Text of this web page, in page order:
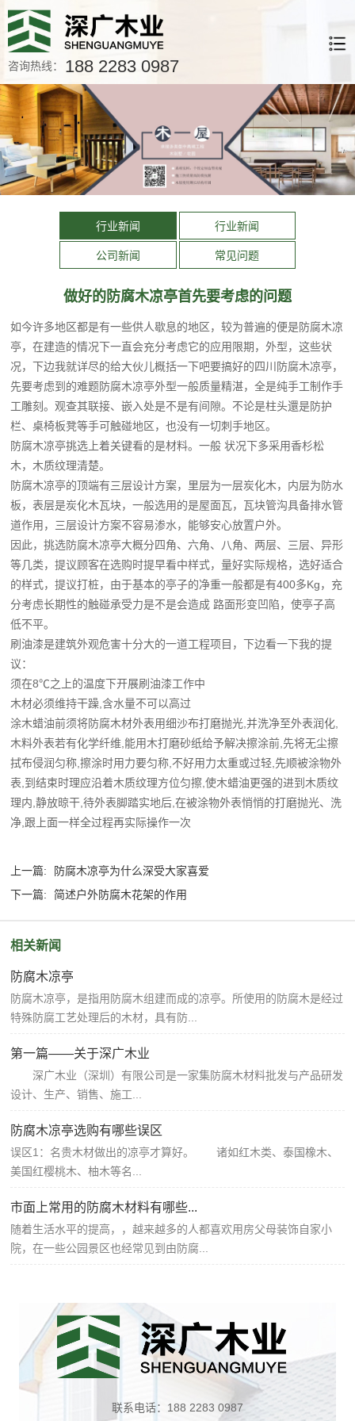
咨询热线： 188 2283 0987
行业新闻 行业新闻
公司新闻 常见问题
做好的防腐木凉亭首先要考虑的问题
如今许多地区都是有一些供人歇息的地区，较为普遍的便是防腐木凉
亭，在建造的情况下一直会充分考虑它的应用限期，外型，这些状
况，下边我就详尽的给大伙儿概括一下吧要搞好的四川防腐木凉亭，
先要考虑到的难题防腐木凉亭外型一般质量精湛，全是纯手工制作手
工雕刻。观查其联接、嵌入处是不是有间隙。不论是柱头還是防护
栏、桌椅板凳等手可触碰地区，也没有一切刺手地区。
防腐木凉亭挑选上着关键看的是材料。一般 状况下多采用香杉松
木，木质纹理清楚。
防腐木凉亭的顶端有三层设计方案，里层为一层炭化木，内层为防水
板，表层是炭化木瓦块，一般选用的是屋面瓦，瓦块管沟具备排水管
道作用，三层设计方案不容易渗水，能够安心放置户外。
因此，挑选防腐木凉亭大概分四角、六角、八角、两层、三层、异形
等几类，提议顾客在选购时提早看中样式，量好实际规格，选好适合
的样式，提议打桩，由于基本的亭子的净重一般都是有400多Kg，充
分考虑长期性的触碰承受力是不是会造成 路面形变凹陷，使亭子高
低不平。
刷油漆是建筑外观危害十分大的一道工程项目，下边看一下我的提
议：
须在8℃之上的温度下开展刷油漆工作中
木材必须维持干躁,含水量不可以高过
涂木蜡油前须将防腐木材外表用细沙布打磨抛光,并洗净至外表润化,
木料外表若有化学纤维,能用木打磨砂纸给予解决擦涂前,先将无尘擦
拭布侵润匀称,擦涂时用力要匀称,不好用力太重或过轻,先顺被涂物外
表,到结束时理应沿着木质纹理方位匀擦,使木蜡油更强的进到木质纹
理内,静放晾干,待外表脚踏实地后,在被涂物外表悄悄的打磨抛光、洗
净,跟上面一样全过程再实际操作一次
上一篇:
防腐木凉亭为什么深受大家喜爱
下一篇:
简述户外防腐木花架的作用
相关新闻
防腐木凉亭
防腐木凉亭，是指用防腐木组建而成的凉亭。所使用的防腐木是经过
特殊防腐工艺处理后的木材，具有防...
第一篇——关于深广木业
深广木业（深圳）有限公司是一家集防腐木材料批发与产品研发
设计、生产、销售、施工...
防腐木凉亭选购有哪些误区
误区1：名贵木材做出的凉亭才算好。 诸如红木类、泰国橡木、
美国红樱桃木、柚木等名...
市面上常用的防腐木材料有哪些...
随着生活水平的提高，，越来越多的人都喜欢用房父母装饰自家小
院，在一些公园景区也经常见到由防腐...
联系电话：188 2283 0987